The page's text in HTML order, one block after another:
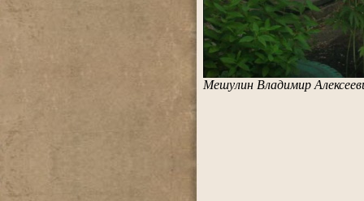
Мешулин Владимир